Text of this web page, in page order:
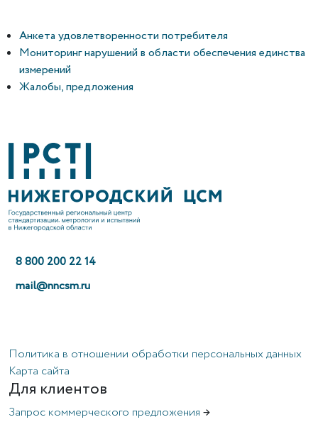
Анкета удовлетворенности потребителя
Мониторинг нарушений в области обеспечения единства
измерений
Жалобы, предложения
8 800 200 22 14
mail@nncsm.ru
Политика в отношении обработки персональных данных
Карта сайта
Для клиентов
Запрос коммерческого предложения →